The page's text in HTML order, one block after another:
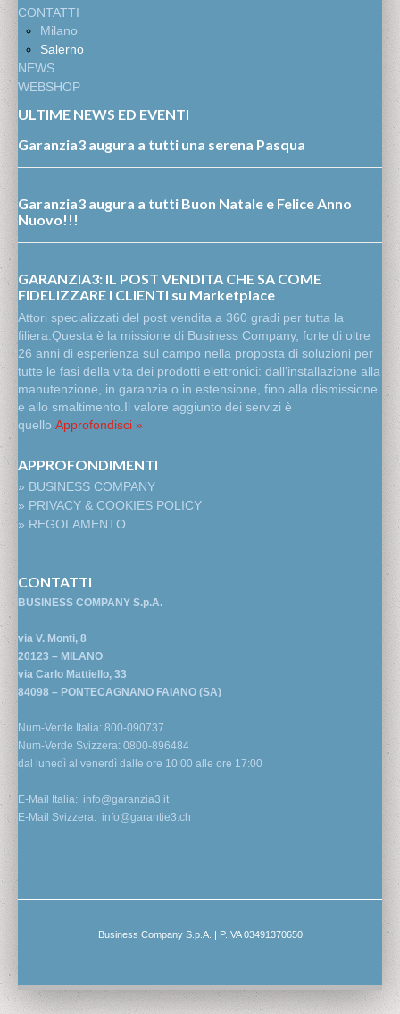
CONTATTI
Milano
Salerno
NEWS
WEBSHOP
ULTIME NEWS ED EVENTI
Garanzia3 augura a tutti una serena Pasqua
Garanzia3 augura a tutti Buon Natale e Felice Anno
Nuovo!!!
GARANZIA3: IL POST VENDITA CHE SA COME
FIDELIZZARE I CLIENTI su Marketplace
Attori specializzati del post vendita a 360 gradi per tutta la
filiera.Questa è la missione di Business Company, forte di oltre
26 anni di esperienza sul campo nella proposta di soluzioni per
tutte le fasi della vita dei prodotti elettronici: dall’installazione alla
manutenzione, in garanzia o in estensione, fino alla dismissione
e allo smaltimento.Il valore aggiunto dei servizi è
quello Approfondisci »
APPROFONDIMENTI
» BUSINESS COMPANY
» PRIVACY & COOKIES POLICY
» REGOLAMENTO
CONTATTI
BUSINESS COMPANY S.p.A.
via V. Monti, 8
20123 – MILANO
via Carlo Mattiello, 33
84098 – PONTECAGNANO FAIANO (SA)
Num-Verde Italia: 800-090737
Num-Verde Svizzera: 0800-896484
dal lunedì al venerdì dalle ore 10:00 alle ore 17:00
E-Mail Italia: info@garanzia3.it
E-Mail Svizzera: info@garantie3.ch
Business Company S.p.A. | P.IVA 03491370650